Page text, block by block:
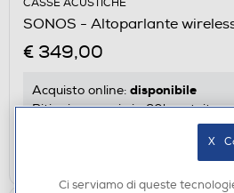
CASSE ACUSTICHE
SONOS - Altoparlante
€ 349,00
Acquisto online: disponibile
Ritiro in negozio in 30' gratuito:
Ci serviamo di queste
X